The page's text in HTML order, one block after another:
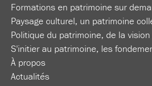
Formations en patrimoine sur
Paysage culturel, un patrimoine
Politique du patrimoine, de la vision
S'initier au patrimoine, les
À propos
Actualités